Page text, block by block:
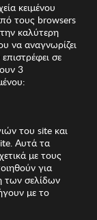
κειμένου
τους browsers
καλύτερη
να αναγνωρίζει
σε
3
του site και
Αυτά τα
με τους
για
των σελίδων
με το